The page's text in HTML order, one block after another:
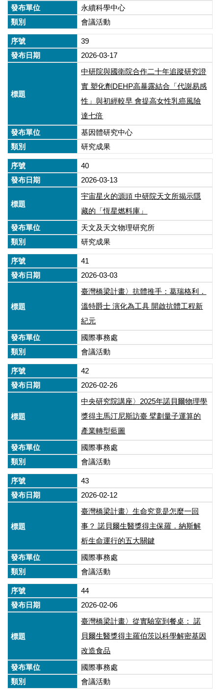
永續科學中心
會議活動
39
2026-03-17
中研院與國衛院合作二十年追蹤研究證
實 塑化劑DEHP高暴露結合「代謝易感
性」與初經較早 會提高女性乳癌風險
達七倍
基因體研究中心
研究成果
40
2026-03-13
宇宙星火的源頭 中研院天文所揭示隱
藏的「恆星燃料庫」
天文及天文物理研究所
研究成果
41
2026-03-03
臺灣橋梁計畫〉抗體推手：葛瑞格利．
溫特爵士 演化為工具 開啟抗體工程新
紀元
國際事務處
會議活動
42
2026-02-26
中央研究院講座〉2025年諾貝爾物理學
獎得主馬汀尼斯訪臺 擘劃量子運算的
產業轉型藍圖
國際事務處
會議活動
43
2026-02-12
臺灣橋梁計畫〉生命究竟是怎麼一回
事？ 諾貝爾生醫獎得主保羅．納斯解
析生命運行的五大關鍵
國際事務處
會議活動
44
2026-02-06
臺灣橋梁計畫〉從實驗室到餐桌： 諾
貝爾生醫獎得主羅伯茨以科學解密基因
改造食品
國際事務處
會議活動